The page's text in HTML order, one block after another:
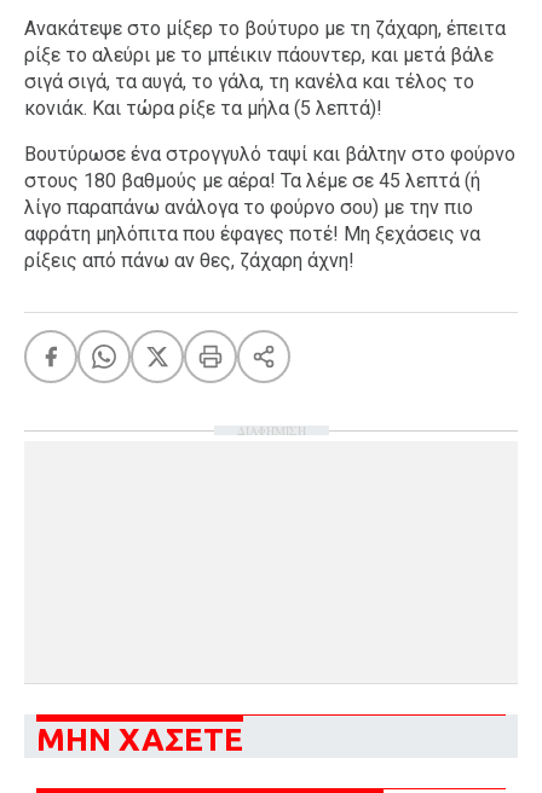
Ανακάτεψε στο μίξερ το βούτυρο με τη ζάχαρη, έπειτα
ρίξε το αλεύρι με το μπέικιν πάουντερ, και μετά βάλε
σιγά σιγά, τα αυγά, το γάλα, τη κανέλα και τέλος το
κονιάκ. Και τώρα ρίξε τα μήλα (5 λεπτά)!
Βουτύρωσε ένα στρογγυλό ταψί και βάλτην στο φούρνο
στους 180 βαθμούς με αέρα! Τα λέμε σε 45 λεπτά (ή
λίγο παραπάνω ανάλογα το φούρνο σου) με την πιο
αφράτη μηλόπιτα που έφαγες ποτέ! Μη ξεχάσεις να
ρίξεις από πάνω αν θες, ζάχαρη άχνη!
ΔΙΑΦΗΜΙΣΗ
ΜΗΝ ΧΑΣΕΤΕ